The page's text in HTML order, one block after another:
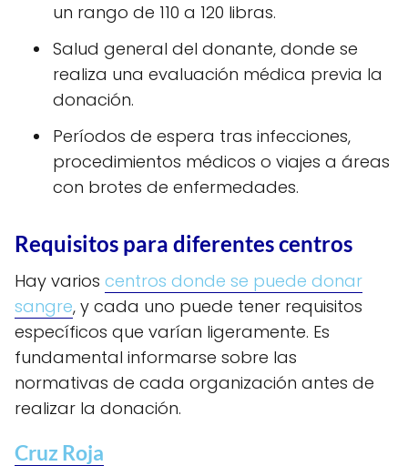
un rango de 110 a 120 libras.
Salud general del donante, donde se
realiza una evaluación médica previa la
donación.
Períodos de espera tras infecciones,
procedimientos médicos o viajes a áreas
con brotes de enfermedades.
Requisitos para diferentes centros
Hay varios centros donde se puede donar
sangre, y cada uno puede tener requisitos
específicos que varían ligeramente. Es
fundamental informarse sobre las
normativas de cada organización antes de
realizar la donación.
Cruz Roja